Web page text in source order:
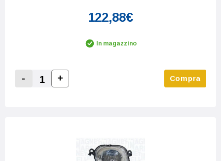
122,88€
In magazzino
Decrease Quantity:
-
Increase Quantity:
+ Compra